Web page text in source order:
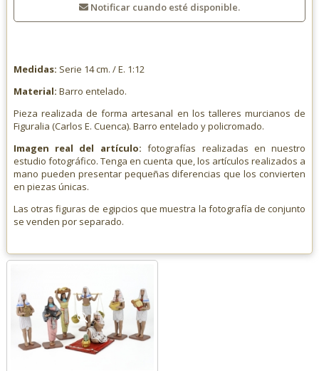
Notificar cuando esté disponible.
Medidas: Serie 14 cm. / E. 1:12
Material: Barro entelado.
Pieza realizada de forma artesanal en los talleres murcianos de
Figuralia (Carlos E. Cuenca). Barro entelado y policromado.
Imagen real del artículo: fotografías realizadas en nuestro
estudio fotográfico. Tenga en cuenta que, los artículos realizados a
mano pueden presentar pequeñas diferencias que los convierten
en piezas únicas.
Las otras figuras de egipcios que muestra la fotografía de conjunto
se venden por separado.